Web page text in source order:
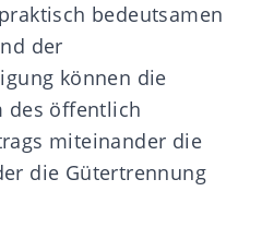
bedeutsamen
der
können die
des öffentlich
miteinander die
die Gütertrennung